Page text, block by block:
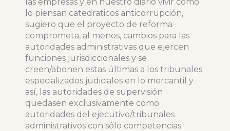
lo piensan catedraticos anticorrupción,
sugiero que el proyecto de reforma
comprometa, al menos, cambios para las
autoridades administrativas que ejercen
funciones jurisdiccionales y se
creen/abonen estas últimas a los tribunales
especializados judiciales en lo mercantil y
así, las autoridades de supervisión
quedasen exclusivamente como
autoridades del ejecutivo/tribunales
administrativos con sólo competencias